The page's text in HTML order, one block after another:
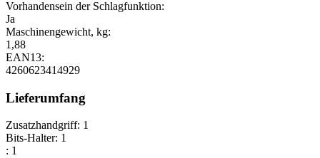
Vorhandensein der Schlagfunktion:
Ja
Maschinengewicht, kg:
1,88
EAN13:
4260623414929
Lieferumfang
Zusatzhandgriff: 1
Bits-Halter: 1
: 1